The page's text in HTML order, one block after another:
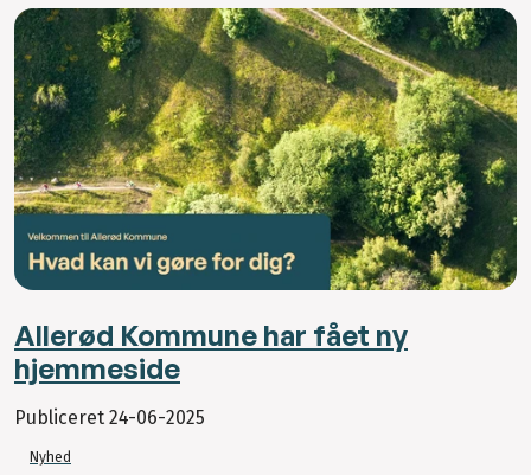
Allerød Kommune har fået ny
hjemmeside
Publiceret 24-06-2025
Nyhed